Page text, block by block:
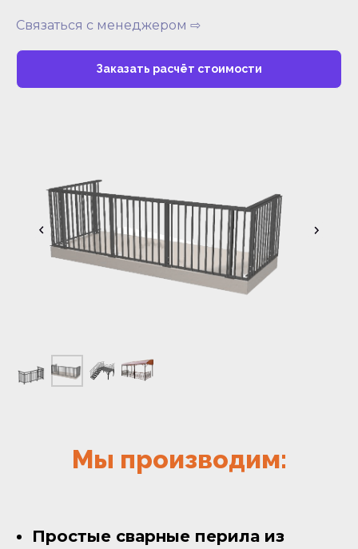
Связаться с менеджером ⇨
Заказать расчёт стоимости
Мы производим:
Простые сварные перила из